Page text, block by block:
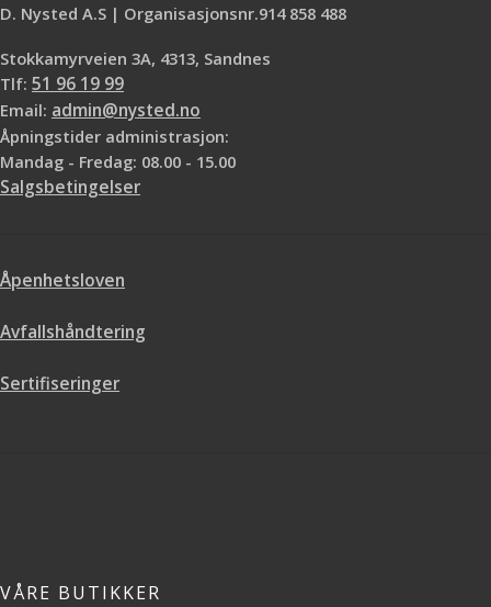
D. Nysted A.S | Organisasjonsnr.914 858 488
Stokkamyrveien 3A, 4313, Sandnes
Tlf: 51 96 19 99
Email: admin@nysted.no
Åpningstider administrasjon:
Mandag - Fredag: 08.00 - 15.00
Salgsbetingelser
Åpenhetsloven
Avfallshåndtering
Sertifiseringer
VÅRE BUTIKKER